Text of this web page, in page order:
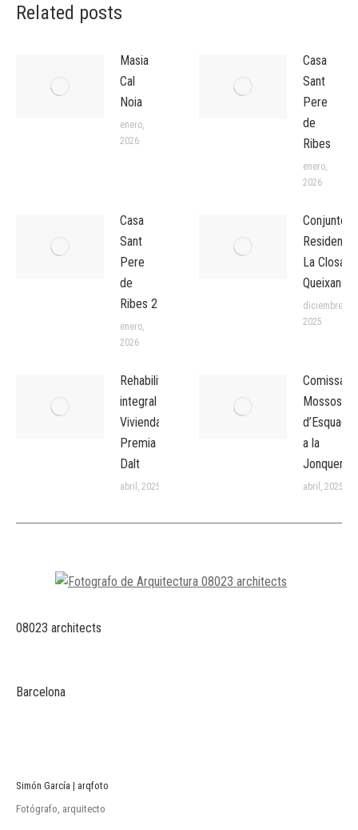
Related posts
Masia
Cal
Noia
enero,
2026
Casa
Sant
Pere
de
Ribes
enero,
2026
Casa
Sant
Pere
de
Ribes 2
enero,
2026
Conjunto
La Closa
Queixans
diciembre,
2025
Rehabilitación
integral de
Vivienda en
Premia de
Dalt
abril, 2025
Comissaria
Mossos
d’Esquadra
a la
Jonquera
abril, 2025
08023 architects
Barcelona
Simón García | arqfoto
Fotógrafo, arquitecto